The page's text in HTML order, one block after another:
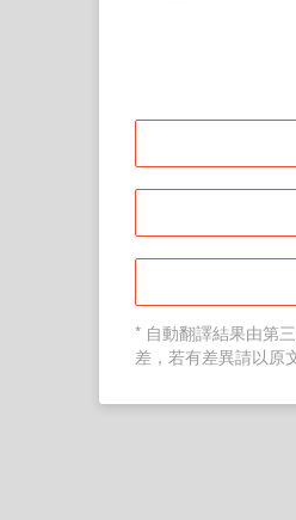
* 自動翻譯結果由第
差，若有差異請以原